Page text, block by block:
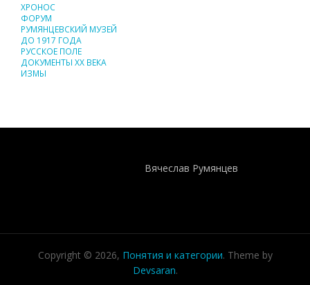
ХРОНОС
ФОРУМ
РУМЯНЦЕВСКИЙ МУЗЕЙ
ДО 1917 ГОДА
РУССКОЕ ПОЛЕ
ДОКУМЕНТЫ XX ВЕКА
ИЗМЫ
Вячеслав Румянцев
Copyright © 2026, Понятия и категории. Theme by
Devsaran.